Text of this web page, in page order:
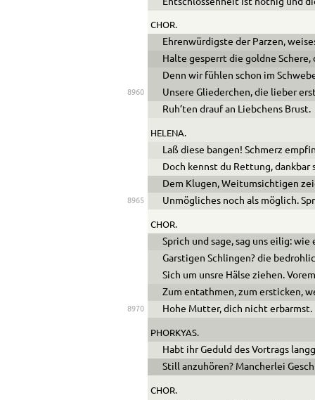
CHOR.
Ehrenwürdigste der Parzen,
Halte gesperrt die goldne Schere,
Denn wir fühlen schon im
8960
Unsere Gliederchen, die lieber
Ruh’ten drauf an Liebchens Brust.
HELENA.
Laß diese bangen! Schmerz
Doch kennst du Rettung, dankbar
Dem Klugen, Weitumsichtigen
8965 Unmögliches noch als möglich.
CHOR.
Sprich und sage, sag uns eilig:
Garstigen Schlingen? die
Sich um unsre Hälse ziehen.
Zum entathmen, zum ersticken,
8970 Hohe Mutter, dich nicht erbarmst.
PHORKYAS.
Habt ihr Geduld des Vortrags
Still anzuhören? Mancherlei
CHOR.